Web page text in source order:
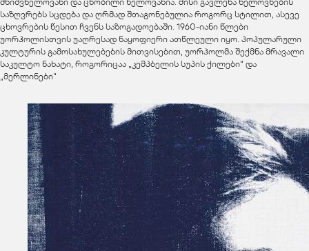
საზღვრებს სცდება და ღრმად შთაგონებულია როგორც სტილით, ასევე
ცხოვრების წესით ჩვენს საზოგადოებაში. 1960-იანი წლები
უორჰოლისთვის უაღრესად ნაყოფიერი ათწლეული იყო. პოპულარული
კულტურის გამოსახულებების მითვისებით, უორჰოლმა შექმნა მრავალი
საკულტო ნახატი, როგორიცაა „კემპბელის სუპის ქილები“ და
„მერლინები“